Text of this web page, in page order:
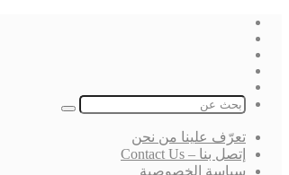
بحث
تعرّف علينا من نحن
إتصل بنا – Contact Us
سياسة الخصوصية